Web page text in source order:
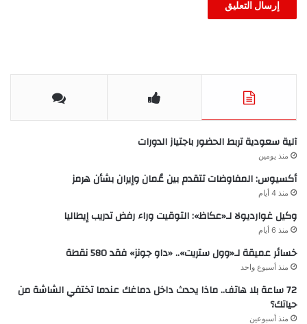
آلية سعودية تربط الحضور باجتياز الدورات
منذ يومين
أكسيوس: المفاوضات تتقدم بين عُمان وإيران بشأن هرمز
منذ 4 أيام
وكيل غوارديولا لـ«عكاظ»: التوقيت وراء رفض تدريب إيطاليا
منذ 6 أيام
خسائر عميقة لـ«وول ستريت».. «داو جونز» فقد 580 نقطة
منذ أسبوع واحد
72 ساعة بلا هاتف.. ماذا يحدث داخل دماغك عندما تختفي الشاشة من
حياتك؟
منذ أسبوعين